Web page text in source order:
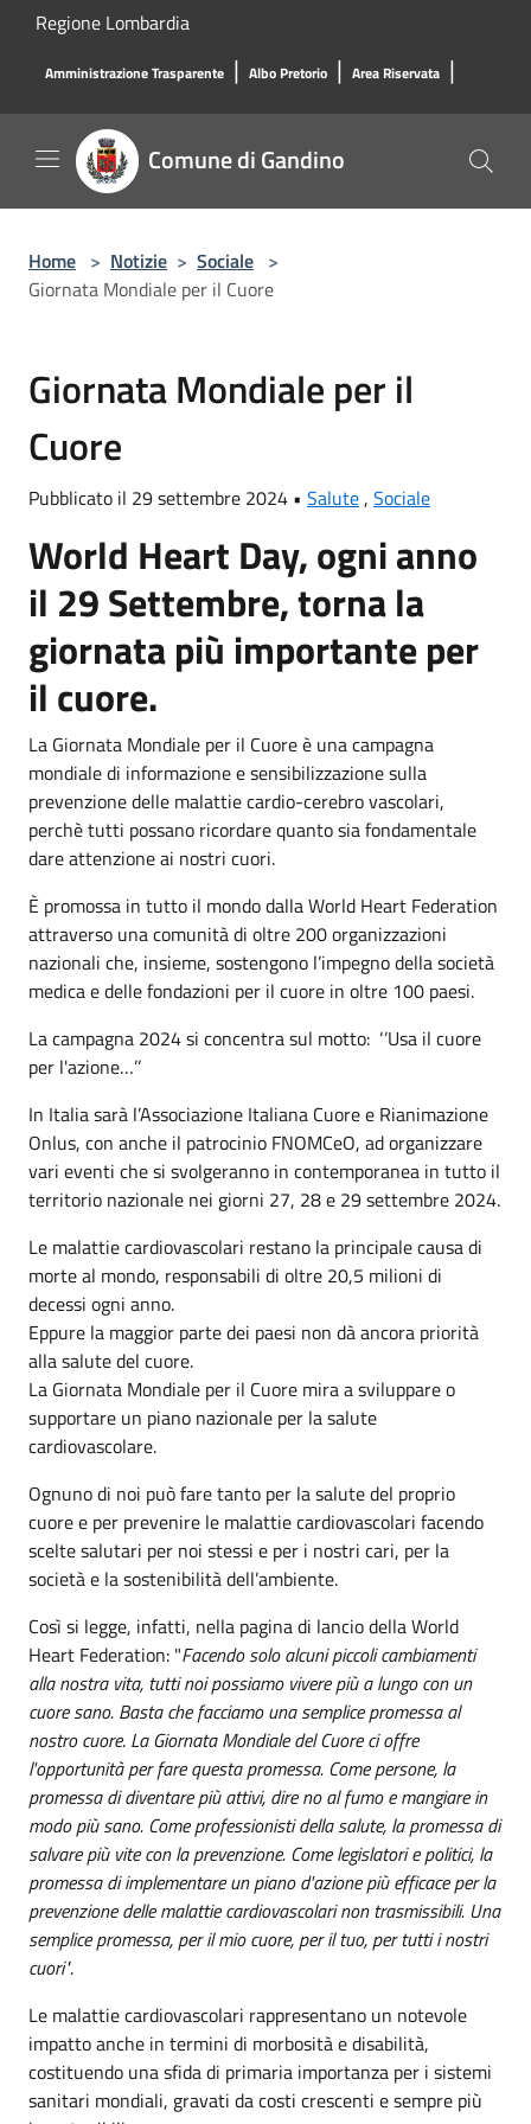
Salta al contenuto principale
Regione Lombardia
Amministrazione Trasparente | Albo Pretorio | Area Riservata |
Comune di Gandino
Home > Notizie > Sociale >
Giornata Mondiale per il Cuore
Giornata Mondiale per il
Cuore
Pubblicato il 29 settembre 2024 • Salute, Sociale
World Heart Day, ogni anno
il 29 Settembre, torna la
giornata più importante per
il cuore.
La Giornata Mondiale per il Cuore è una campagna
mondiale di informazione e sensibilizzazione sulla
prevenzione delle malattie cardio-cerebro vascolari,
perchè tutti possano ricordare quanto sia fondamentale
dare attenzione ai nostri cuori.
È promossa in tutto il mondo dalla World Heart Federation
attraverso una comunità di oltre 200 organizzazioni
nazionali che, insieme, sostengono l’impegno della società
medica e delle fondazioni per il cuore in oltre 100 paesi.
La campagna 2024 si concentra sul motto: ‘’Usa il cuore
per l'azione…’’
In Italia sarà l’Associazione Italiana Cuore e Rianimazione
Onlus, con anche il patrocinio FNOMCeO, ad organizzare
vari eventi che si svolgeranno in contemporanea in tutto il
territorio nazionale nei giorni 27, 28 e 29 settembre 2024.
Le malattie cardiovascolari restano la principale causa di
morte al mondo, responsabili di oltre 20,5 milioni di
decessi ogni anno.
Eppure la maggior parte dei paesi non dà ancora priorità
alla salute del cuore.
La Giornata Mondiale per il Cuore mira a sviluppare o
supportare un piano nazionale per la salute
cardiovascolare.
Ognuno di noi può fare tanto per la salute del proprio
cuore e per prevenire le malattie cardiovascolari facendo
scelte salutari per noi stessi e per i nostri cari, per la
società e la sostenibilità dell’ambiente.
Così si legge, infatti, nella pagina di lancio della World
Heart Federation: "Facendo solo alcuni piccoli cambiamenti
alla nostra vita, tutti noi possiamo vivere più a lungo con un
cuore sano. Basta che facciamo una semplice promessa al
nostro cuore. La Giornata Mondiale del Cuore ci offre
l'opportunità per fare questa promessa. Come persone, la
promessa di diventare più attivi, dire no al fumo e mangiare in
modo più sano. Come professionisti della salute, la promessa di
salvare più vite con la prevenzione. Come legislatori e politici, la
promessa di implementare un piano d'azione più efficace per la
prevenzione delle malattie cardiovascolari non trasmissibili. Una
semplice promessa, per il mio cuore, per il tuo, per tutti i nostri
cuori".
Le malattie cardiovascolari rappresentano un notevole
impatto anche in termini di morbosità e disabilità,
costituendo una sfida di primaria importanza per i sistemi
sanitari mondiali, gravati da costi crescenti e sempre più